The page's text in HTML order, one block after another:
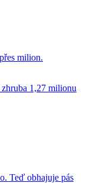
milion.
1,27 milionu
Teď obhajuje pás